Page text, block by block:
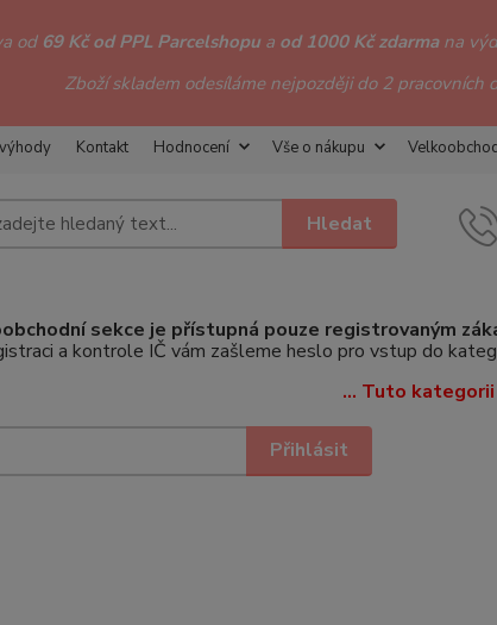
od 69 Kč od PPL Parcelshopua od 1000 Kč zdarma na
Zboží skladem odesíláme nejpozději do 2 pracovních
Kontakt Hodnocení Vše o nákupu
Hledat
sekce je přístupná pouze registrovaným
a kontrole IČ vám zašleme heslo pro vstup do
... Tuto